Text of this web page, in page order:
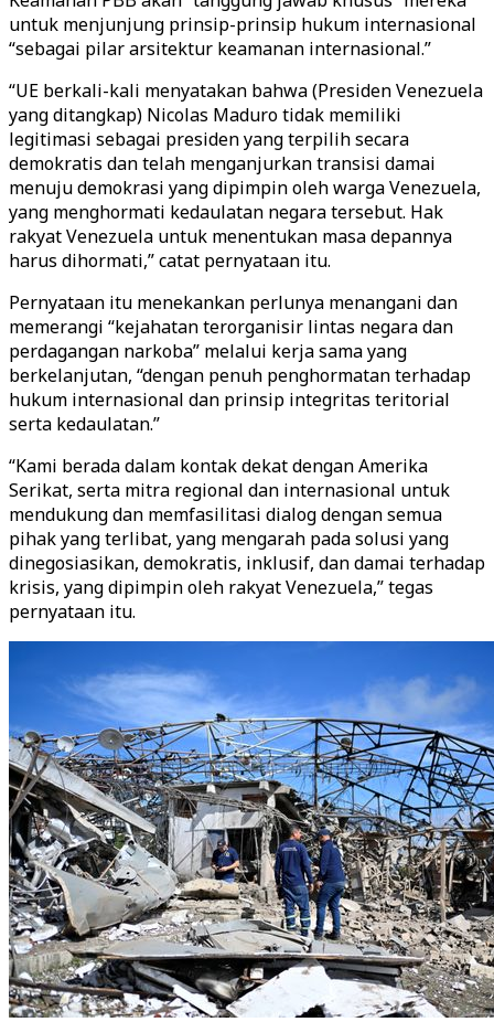
untuk menjunjung prinsip-prinsip hukum internasional
“sebagai pilar arsitektur keamanan internasional.”
“UE berkali-kali menyatakan bahwa (Presiden Venezuela
yang ditangkap) Nicolas Maduro tidak memiliki
legitimasi sebagai presiden yang terpilih secara
demokratis dan telah menganjurkan transisi damai
menuju demokrasi yang dipimpin oleh warga Venezuela,
yang menghormati kedaulatan negara tersebut. Hak
rakyat Venezuela untuk menentukan masa depannya
harus dihormati,” catat pernyataan itu.
Pernyataan itu menekankan perlunya menangani dan
memerangi “kejahatan terorganisir lintas negara dan
perdagangan narkoba” melalui kerja sama yang
berkelanjutan, “dengan penuh penghormatan terhadap
hukum internasional dan prinsip integritas teritorial
serta kedaulatan.”
“Kami berada dalam kontak dekat dengan Amerika
Serikat, serta mitra regional dan internasional untuk
mendukung dan memfasilitasi dialog dengan semua
pihak yang terlibat, yang mengarah pada solusi yang
dinegosiasikan, demokratis, inklusif, dan damai terhadap
krisis, yang dipimpin oleh rakyat Venezuela,” tegas
pernyataan itu.